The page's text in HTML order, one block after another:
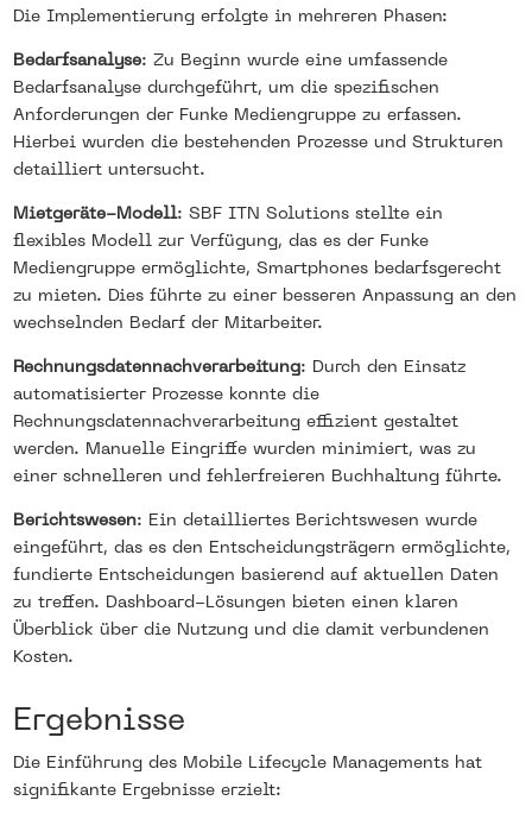
Die Implementierung erfolgte in mehreren Phasen:
Bedarfsanalyse: Zu Beginn wurde eine umfassende
Bedarfsanalyse durchgeführt, um die spezifischen
Anforderungen der Funke Mediengruppe zu erfassen.
Hierbei wurden die bestehenden Prozesse und Strukturen
detailliert untersucht.
Mietgeräte-Modell: SBF ITN Solutions stellte ein
flexibles Modell zur Verfügung, das es der Funke
Mediengruppe ermöglichte, Smartphones bedarfsgerecht
zu mieten. Dies führte zu einer besseren Anpassung an den
wechselnden Bedarf der Mitarbeiter.
Rechnungsdatennachverarbeitung: Durch den Einsatz
automatisierter Prozesse konnte die
Rechnungsdatennachverarbeitung effizient gestaltet
werden. Manuelle Eingriffe wurden minimiert, was zu
einer schnelleren und fehlerfreieren Buchhaltung führte.
Berichtswesen: Ein detailliertes Berichtswesen wurde
eingeführt, das es den Entscheidungsträgern ermöglichte,
fundierte Entscheidungen basierend auf aktuellen Daten
zu treffen. Dashboard-Lösungen bieten einen klaren
Überblick über die Nutzung und die damit verbundenen
Kosten.
Ergebnisse
Die Einführung des Mobile Lifecycle Managements hat
signifikante Ergebnisse erzielt: